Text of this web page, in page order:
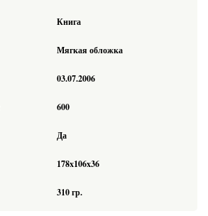
Книга
Мягкая обложка
03.07.2006
600
Да
178x106x36
310 гр.